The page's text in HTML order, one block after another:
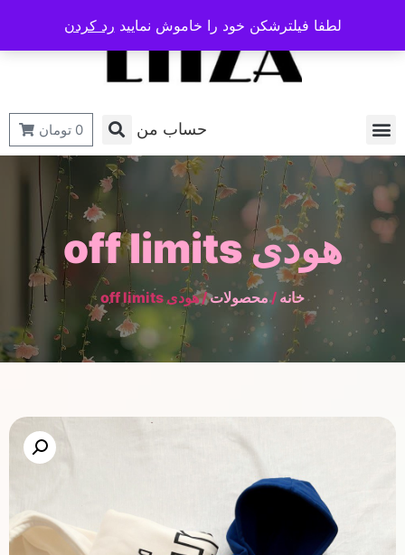
حساب من 0 تومان
هودی off limits
خانه /محصولات/ هودی off limits
لطفا فیلترشکن خود را خاموش نمایید رد کردن